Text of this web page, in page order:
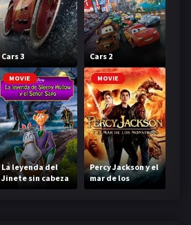
Cars 3 Cars 2
MOVIE
La leyenda del
Jinete sin cabeza
MOVIE
Percy Jackson y el
mar de los
monstruos